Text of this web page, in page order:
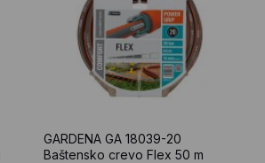
GARDENA GA 18039-20
Baštensko crevo Flex 50 m